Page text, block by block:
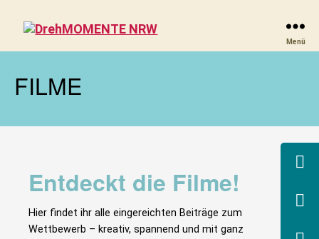
Menü
FILME
Entdeckt die Filme!
Hier findet ihr alle eingereichten Beiträge zum
Wettbewerb – kreativ, spannend und mit ganz